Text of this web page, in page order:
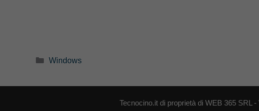
Categorie
Windows
Tecnocino.it di proprietà di WEB 365 SRL